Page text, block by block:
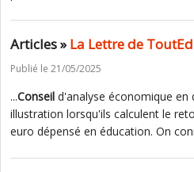
Articles »La Lettre de
Publié le 21/05/2025
...Conseil d'analyse économique en
illustration lorsqu'ils calculent le
euro dépensé en éducation. On